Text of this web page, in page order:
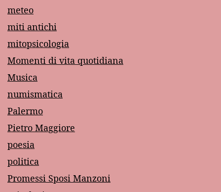
meteo
miti antichi
mitopsicologia
Momenti di vita quotidiana
Musica
numismatica
Palermo
Pietro Maggiore
poesia
politica
Promessi Sposi Manzoni